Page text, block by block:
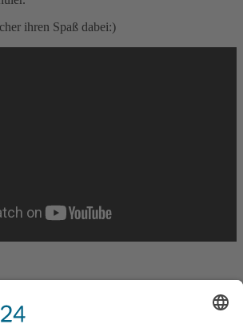
ihren Spaß dabei:)
die Kindern ab 3 Jahren, Jugendlichen und